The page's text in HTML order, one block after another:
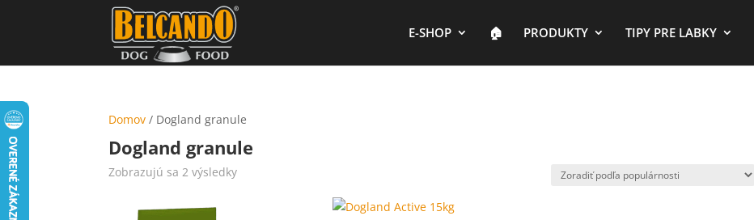
E-SHOP 🏠︎ PRODUKTY TIPY PRE LABKY
Domov / Dogland granule
Dogland granule
Zobrazujú sa 2 výsledkyZoradené